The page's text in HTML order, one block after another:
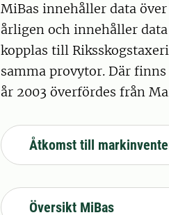
MiBas innehåller data
årligen och innehåller
kopplas till
samma provytor. Där
år 2003 överfördes från
Åtkomst till
Översikt MiBas